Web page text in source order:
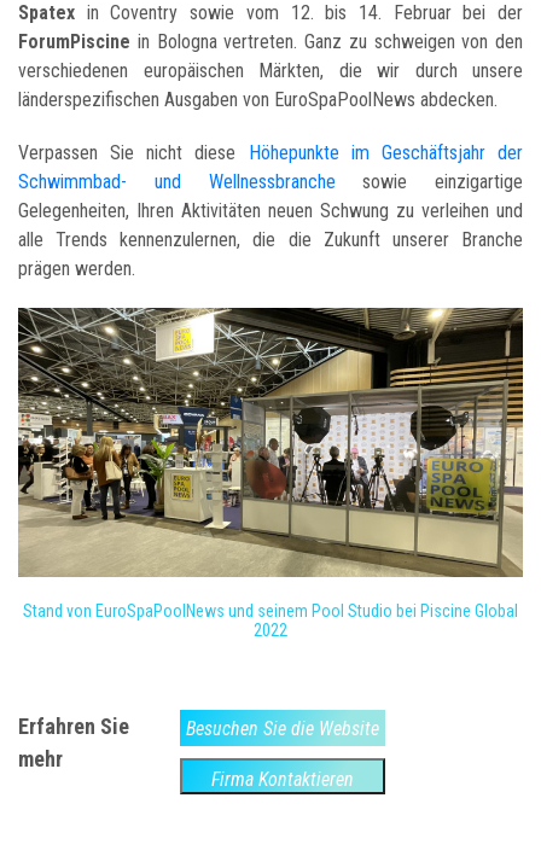
Spatex in Coventry sowie vom 12. bis 14. Februar bei der
ForumPiscine in Bologna vertreten. Ganz zu schweigen von den
verschiedenen europäischen Märkten, die wir durch unsere
länderspezifischen Ausgaben von EuroSpaPoolNews abdecken.
Verpassen Sie nicht diese
Höhepunkte im Geschäftsjahr der
Schwimmbad- und Wellnessbranche sowie einzigartige
Gelegenheiten, Ihren Aktivitäten neuen Schwung zu verleihen und
alle Trends kennenzulernen, die die Zukunft unserer Branche
prägen werden.
Stand von EuroSpaPoolNews und seinem Pool Studio bei Piscine Global
2022
Erfahren Sie
mehr
Besuchen Sie die Website
Firma Kontaktieren